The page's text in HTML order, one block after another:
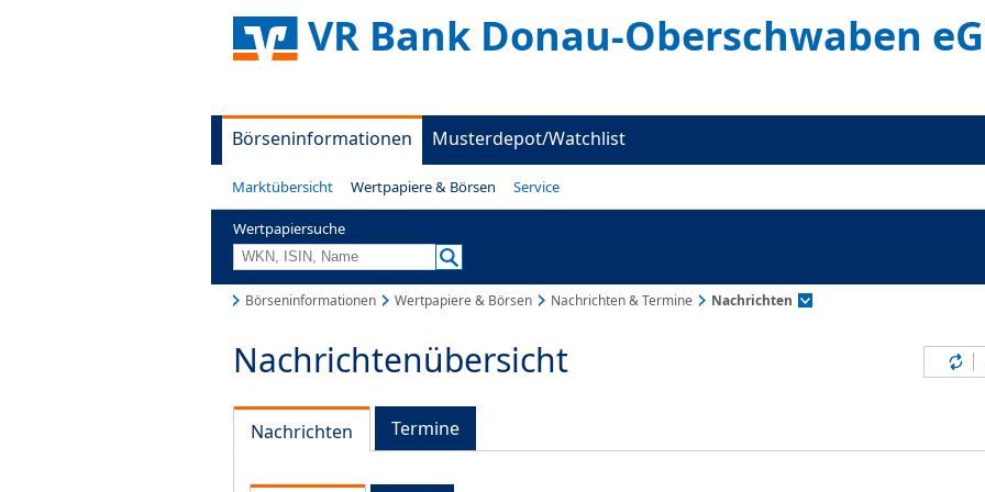
VR Bank Donau-Oberschwaben eG
Börseninformationen Musterdepot/Watchlist
Marktübersicht Wertpapiere & Börsen Service
Wertpapiersuche
Börseninformationen Wertpapiere & Börsen Nachrichten & Termine Nachrichten
Nachrichtenübersicht
Nachrichten Termine